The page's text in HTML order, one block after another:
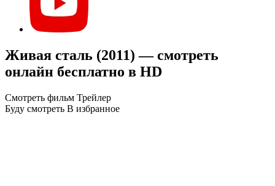
Живая сталь (2011) — смотреть
онлайн бесплатно в HD
Смотреть фильм Трейлер
Буду смотреть В избранное